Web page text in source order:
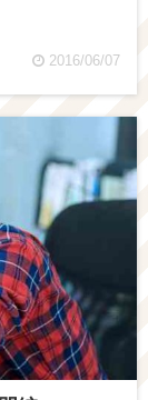
2016/06/07